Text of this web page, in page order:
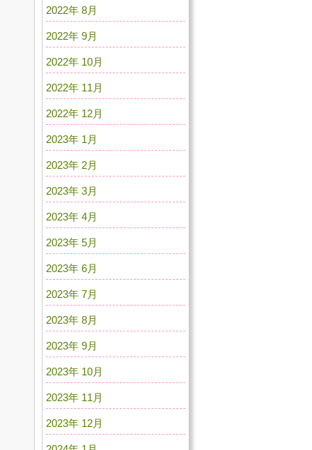
2022年 8月
2022年 9月
2022年 10月
2022年 11月
2022年 12月
2023年 1月
2023年 2月
2023年 3月
2023年 4月
2023年 5月
2023年 6月
2023年 7月
2023年 8月
2023年 9月
2023年 10月
2023年 11月
2023年 12月